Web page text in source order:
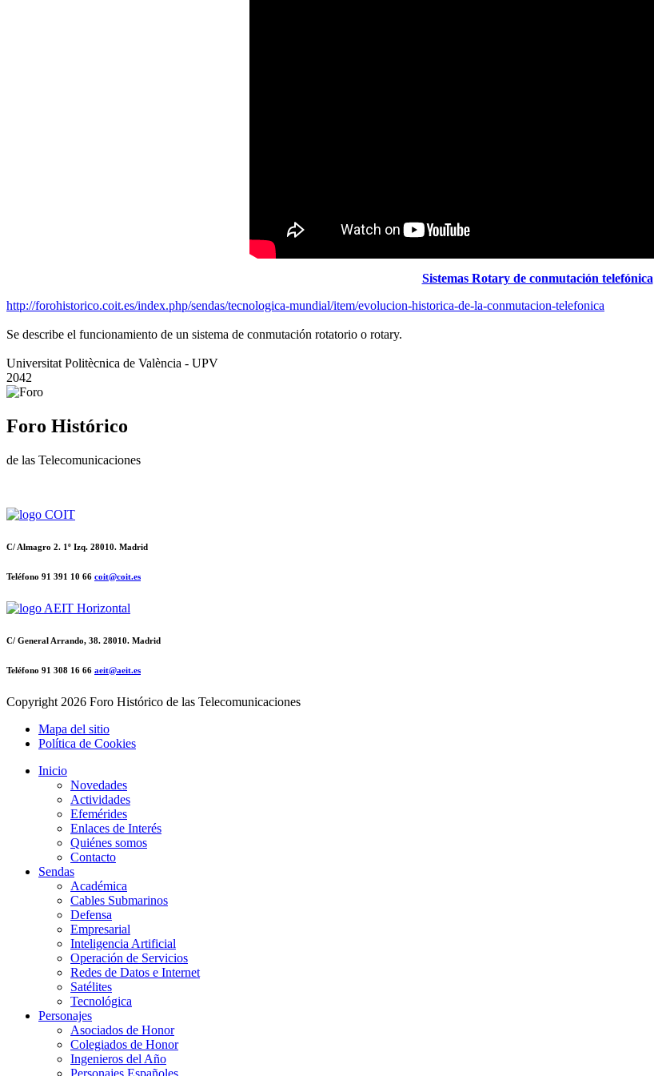
Sistemas Rotary de conmutación telefónica
http://forohistorico.coit.es/index.php/sendas/tecnologica-mundial/item/evolucion-historica-de-la-conmutacion-telefonica
Se describe el funcionamiento de un sistema de conmutación rotatorio o rotary.
Universitat Politècnica de València - UPV
2042
Foro Histórico
de las Telecomunicaciones
C/ Almagro 2. 1º Izq. 28010. Madrid
Teléfono 91 391 10 66 coit@coit.es
C/ General Arrando, 38. 28010. Madrid
Teléfono 91 308 16 66 aeit@aeit.es
Copyright 2026 Foro Histórico de las Telecomunicaciones
Mapa del sitio
Política de Cookies
Inicio
Novedades
Actividades
Efemérides
Enlaces de Interés
Quiénes somos
Contacto
Sendas
Académica
Cables Submarinos
Defensa
Empresarial
Inteligencia Artificial
Operación de Servicios
Redes de Datos e Internet
Satélites
Tecnológica
Personajes
Asociados de Honor
Colegiados de Honor
Ingenieros del Año
Personajes Españoles